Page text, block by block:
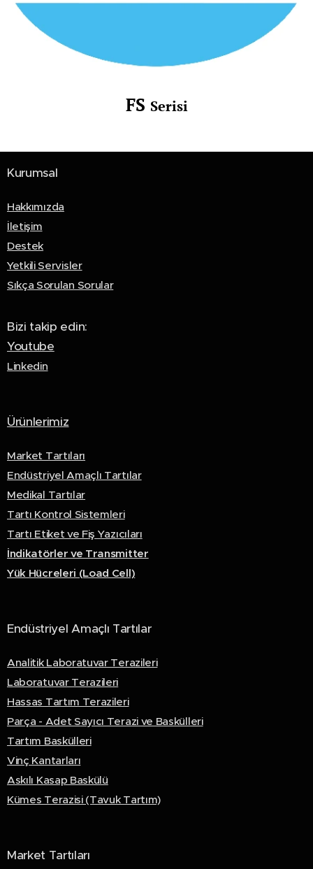
FS Serisi
Kurumsal
Hakkımızda
İletişim
Destek
Yetkili Servisler
Sıkça Sorulan Sorular
Bizi takip edin:
Youtube
Linkedin
Ürünlerimiz
Market Tartıları
Endüstriyel Amaçlı Tartılar
Medikal Tartılar
Tartı Kontrol Sistemleri
Tartı Etiket ve Fiş Yazıcıları
İndikatörler ve Transmitter
Yük Hücreleri (Load Cell)
Endüstriyel Amaçlı Tartılar
Analitik Laboratuvar Terazileri
Laboratuvar Terazileri
Hassas Tartım Terazileri
Parça - Adet Sayıcı Terazi ve Baskülleri
Tartım Baskülleri
Vinç Kantarları
Askılı Kasap Baskülü
Kümes Terazisi (Tavuk Tartım)
Market Tartıları